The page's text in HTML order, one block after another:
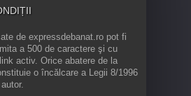
de expressdebanat.ro pot fi
a 500 de caractere şi cu
activ. Orice abatere de la
o încălcare a Legii 8/1996